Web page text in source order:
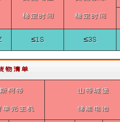
稳定时间 稳定时间
≤1S ≤3S
物清单
斯柯特
单元主机
山特城堡
储能电池